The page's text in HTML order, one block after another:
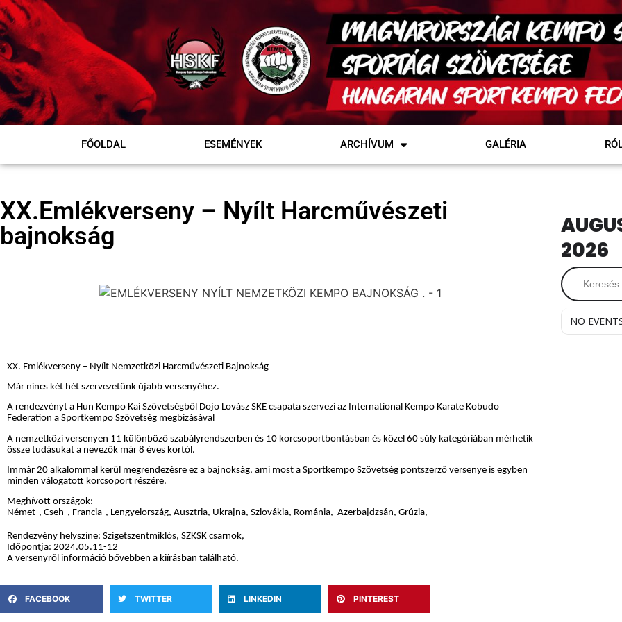
FŐOLDAL ESEMÉNYEK ARCHÍVUM GALÉRIA
XX.Emlékverseny – Nyílt Harcművészeti
bajnokság
XX. Emlékverseny – Nyílt Nemzetközi Harcművészeti Bajnokság
Már nincs két hét szervezetünk újabb versenyéhez.
A rendezvényt a Hun Kempo Kai Szövetségből Dojo Lovász SKE csapata szervezi az International Kempo Karate Kobudo
Federation a Sportkempo Szövetség megbizásával
A nemzetközi versenyen 11 különböző szabályrendszerben és 10 korcsoportbontásban és közel 60 súly kategóriában mérhetik
össze tudásukat a nevezők már 8 éves kortól.
Immár 20 alkalommal kerül megrendezésre ez a bajnokság, ami most a Sportkempo Szövetség pontszerző versenye is egyben
minden válogatott korcsoport részére.
Meghívott országok:
Német-, Cseh-, Francia-, Lengyelország, Ausztria, Ukrajna, Szlovákia, Románia, Azerbajdzsán, Grúzia,
Rendezvény helyszíne: Szigetszentmiklós, SZKSK csarnok,
Időpontja: 2024.05.11-12
A versenyről információ bővebben a kiírásban található.
FACEBOOK TWITTER LINKEDIN PINTEREST
2026
NO